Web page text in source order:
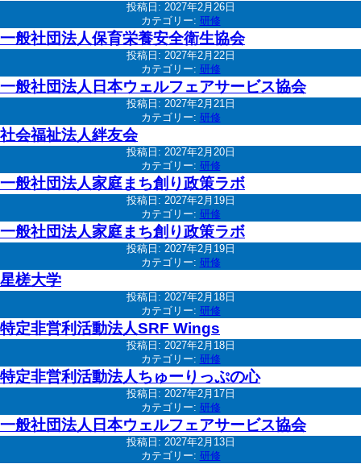
投稿日: 2027年2月26日
カテゴリー: 研修
一般社団法人保育栄養安全衛生協会
投稿日: 2027年2月22日
カテゴリー: 研修
一般社団法人日本ウェルフェアサービス協会
投稿日: 2027年2月21日
カテゴリー: 研修
社会福祉法人絆友会
投稿日: 2027年2月20日
カテゴリー: 研修
一般社団法人家庭まち創り政策ラボ
投稿日: 2027年2月19日
カテゴリー: 研修
一般社団法人家庭まち創り政策ラボ
投稿日: 2027年2月19日
カテゴリー: 研修
星槎大学
投稿日: 2027年2月18日
カテゴリー: 研修
特定非営利活動法人SRF Wings
投稿日: 2027年2月18日
カテゴリー: 研修
特定非営利活動法人ちゅーりっぷの心
投稿日: 2027年2月17日
カテゴリー: 研修
一般社団法人日本ウェルフェアサービス協会
投稿日: 2027年2月13日
カテゴリー: 研修